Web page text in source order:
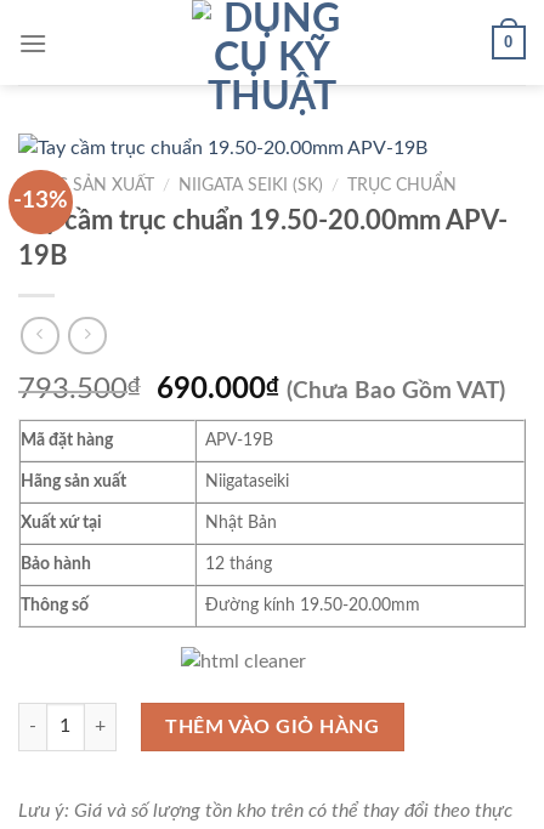
0
-13%
HÃNG SẢN XUẤT / NIIGATA SEIKI (SK) / TRỤC CHUẨN
Tay cầm trục chuẩn 19.50-20.00mm APV-
19B
793.500₫
Giá
gốc
793.500₫.
690.000₫Giá
hiện
là:
690.000₫.
(Chưa Bao Gồm VAT)
Mã đặt hàng APV-19B
Hãng sản xuất Niigataseiki
Xuất xứ tại Nhật Bản
Bảo hành 12 tháng
Thông số Đường kính 19.50-20.00mm
Tay cầm trục chuẩn 19.50-20.00mm APV-19B số lượng
THÊM VÀO GIỎ HÀNG
Lưu ý: Giá và số lượng tồn kho trên có thể thay đổi theo thực